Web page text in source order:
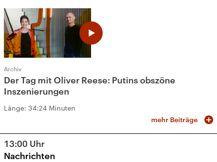
Archiv
Der Tag mit Oliver Reese: Putins obszöne
Inszenierungen
Länge: 34:24 Minuten
mehr Beiträge
13:00 Uhr
Nachrichten